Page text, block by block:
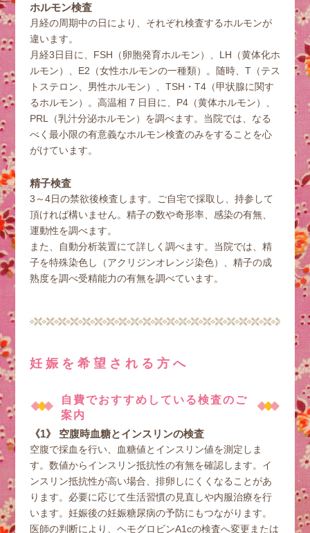
ホルモン検査
月経の周期中の日により、それぞれ検査するホルモンが
違います。
月経3日目に、FSH（卵胞発育ホルモン）、LH（黄体化ホ
ルモン）、E2（女性ホルモンの一種類）。随時、T（テス
トステロン、男性ホルモン）、TSH・T4（甲状腺に関す
るホルモン）。高温相 7 日目に、P4（黄体ホルモン）、
PRL（乳汁分泌ホルモン）を調べます。当院では、なる
べく最小限の有意義なホルモン検査のみをすることを心
がけています。
精子検査
3～4日の禁欲後検査します。ご自宅で採取し、持参して
頂ければ構いません。精子の数や奇形率、感染の有無、
運動性を調べます。
また、自動分析装置にて詳しく調べます。当院では、精
子を特殊染色し（アクリジンオレンジ染色）、精子の成
熟度を調べ受精能力の有無を調べています。
妊娠を希望される方へ
自費でおすすめしている検査のご
案内
《1》 空腹時血糖とインスリンの検査
空腹で採血を行い、血糖値とインスリン値を測定しま
す。数値からインスリン抵抗性の有無を確認します。イ
ンスリン抵抗性が高い場合、排卵しにくくなることがあ
ります。必要に応じて生活習慣の見直しや内服治療を行
います。妊娠後の妊娠糖尿病の予防にもつながります。
医師の判断により、ヘモグロビンA1cの検査へ変更または